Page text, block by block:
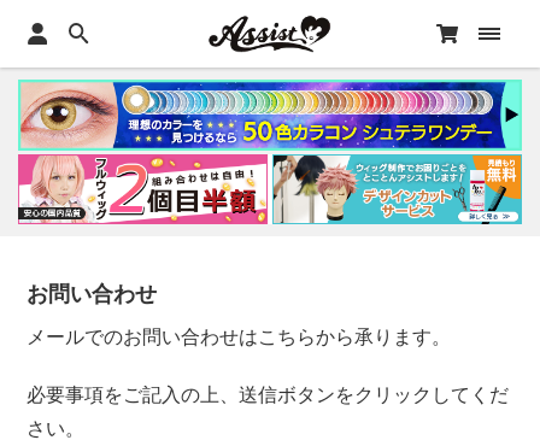
お問い合わせ
メールでのお問い合わせはこちらから承ります。
必要事項をご記入の上、送信ボタンをクリックしてくだ
さい。